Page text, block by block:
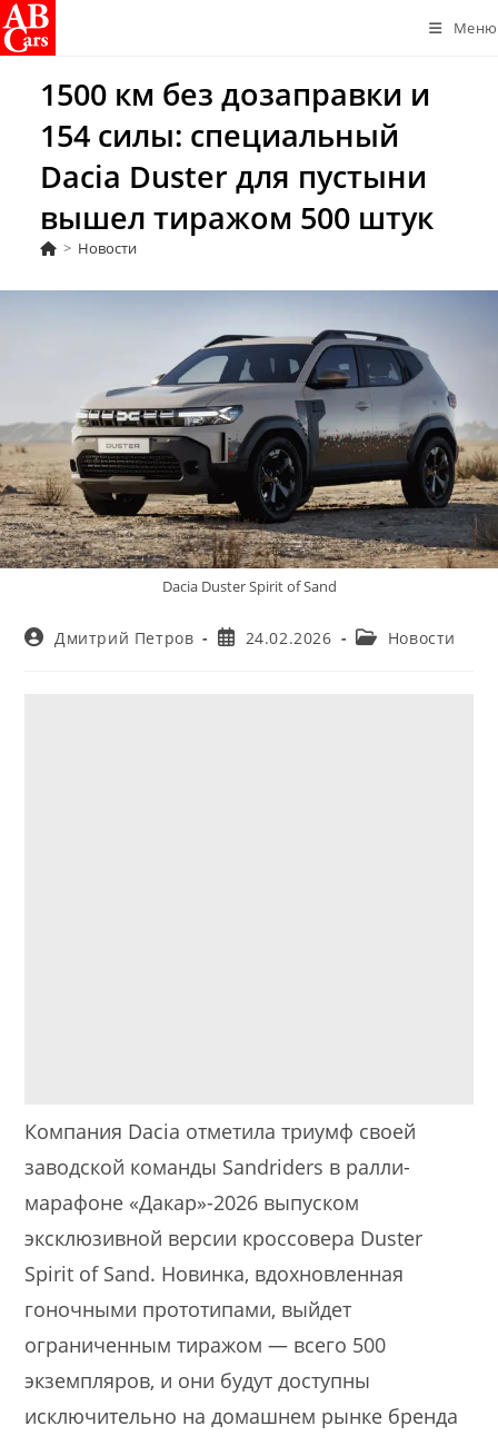
Перейти
к
Меню
1500 км без дозаправки и
154 силы: специальный
Dacia Duster для пустыни
вышел тиражом 500 штук
> Новости
Dacia Duster Spirit of Sand
АвторДмитрий Петров
Запись24.02.2026
РубрикаНовости
Компания Dacia отметила триумф своей
заводской команды Sandriders в ралли-
марафоне «Дакар»-2026 выпуском
эксклюзивной версии кроссовера Duster
Spirit of Sand. Новинка, вдохновленная
гоночными прототипами, выйдет
ограниченным тиражом — всего 500
экземпляров, и они будут доступны
исключительно на домашнем рынке бренда